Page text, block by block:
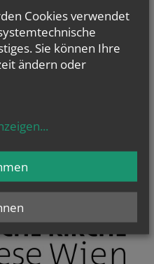
2027
Cookies verwendet
Sie können Ihre
ändern oder
...